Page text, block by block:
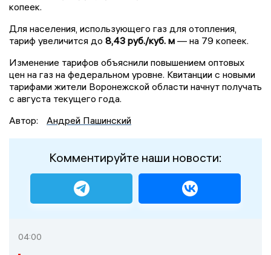
копеек.
Для населения, использующего газ для отопления,
тариф увеличится до 8,43 руб./куб. м — на 79 копеек.
Изменение тарифов объяснили повышением оптовых
цен на газ на федеральном уровне. Квитанции с новыми
тарифами жители Воронежской области начнут получать
с августа текущего года.
Автор:
Андрей Пашинский
Комментируйте наши новости:
04:00